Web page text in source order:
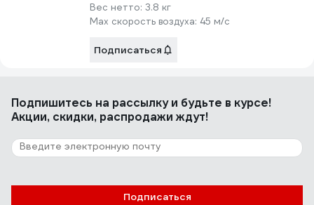
Вес нетто: 3.8 кг
Max скорость воздуха: 45 м/с
Подписаться
Подпишитесь на рассылкуи будьте в курсе!
Акции, скидки, распродажи ждут!
Подписаться